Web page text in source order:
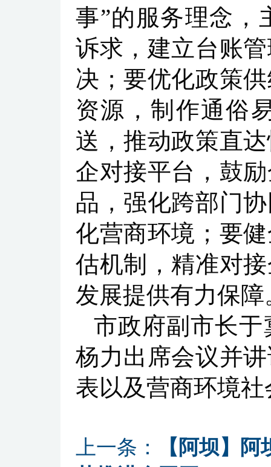
事”的服务理念，
诉求，建立台账
决；要优化政策
资源，制作通俗
送，推动政策直
企对接平台，鼓
品，强化跨部门
化营商环境；要
估机制，精准对
发展提供有力保障
市政府副市长
杨力出席会议并
表以及营商环境
上一条：
【阿坝】